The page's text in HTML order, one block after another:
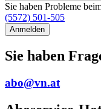
Sie haben Probleme
(5572) 501-505
Anmelden
Sie haben
abo@vn.at